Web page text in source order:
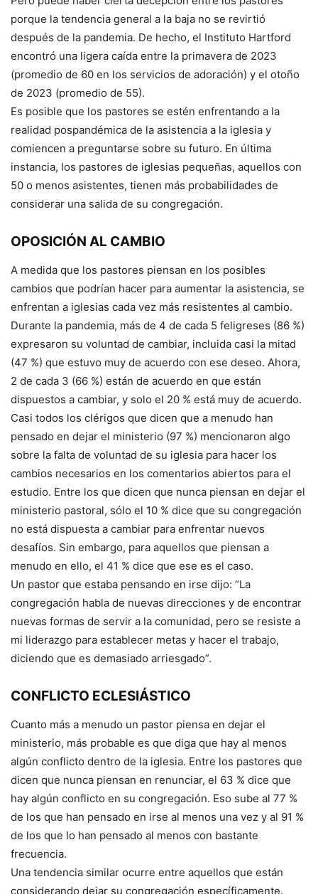
porque la tendencia general a la baja no se revirtió
después de la pandemia. De hecho, el Instituto Hartford
encontró una ligera caída entre la primavera de 2023
(promedio de 60 en los servicios de adoración) y el otoño
de 2023 (promedio de 55).
Es posible que los pastores se estén enfrentando a la
realidad pospandémica de la asistencia a la iglesia y
comiencen a preguntarse sobre su futuro. En última
instancia, los pastores de iglesias pequeñas, aquellos con
50 o menos asistentes, tienen más probabilidades de
considerar una salida de su congregación.
OPOSICIÓN AL CAMBIO
A medida que los pastores piensan en los posibles
cambios que podrían hacer para aumentar la asistencia, se
enfrentan a iglesias cada vez más resistentes al cambio.
Durante la pandemia, más de 4 de cada 5 feligreses (86 %)
expresaron su voluntad de cambiar, incluida casi la mitad
(47 %) que estuvo muy de acuerdo con ese deseo. Ahora,
2 de cada 3 (66 %) están de acuerdo en que están
dispuestos a cambiar, y solo el 20 % está muy de acuerdo.
Casi todos los clérigos que dicen que a menudo han
pensado en dejar el ministerio (97 %) mencionaron algo
sobre la falta de voluntad de su iglesia para hacer los
cambios necesarios en los comentarios abiertos para el
estudio. Entre los que dicen que nunca piensan en dejar el
ministerio pastoral, sólo el 10 % dice que su congregación
no está dispuesta a cambiar para enfrentar nuevos
desafíos. Sin embargo, para aquellos que piensan a
menudo en ello, el 41 % dice que ese es el caso.
Un pastor que estaba pensando en irse dijo: “La
congregación habla de nuevas direcciones y de encontrar
nuevas formas de servir a la comunidad, pero se resiste a
mi liderazgo para establecer metas y hacer el trabajo,
diciendo que es demasiado arriesgado”.
CONFLICTO ECLESIÁSTICO
Cuanto más a menudo un pastor piensa en dejar el
ministerio, más probable es que diga que hay al menos
algún conflicto dentro de la iglesia. Entre los pastores que
dicen que nunca piensan en renunciar, el 63 % dice que
hay algún conflicto en su congregación. Eso sube al 77 %
de los que han pensado en irse al menos una vez y al 91 %
de los que lo han pensado al menos con bastante
frecuencia.
Una tendencia similar ocurre entre aquellos que están
considerando dejar su congregación específicamente.